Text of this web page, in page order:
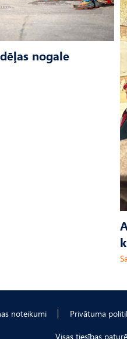
nogale
noteikumi Privātuma
Visas tiesības